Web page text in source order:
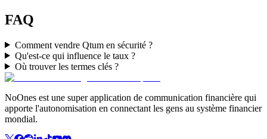
FAQ
Comment vendre Qtum en sécurité ?
Qu'est-ce qui influence le taux ?
Où trouver les termes clés ?
NoOnes est une super application de communication financière qui
apporte l'autonomisation en connectant les gens au système financier
mondial.